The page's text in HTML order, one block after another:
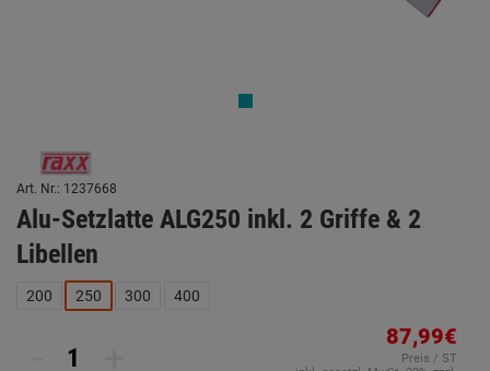
Art. Nr.: 1237668
Alu-Setzlatte ALG250 inkl. 2 Griffe & 2
Libellen
200 250 300 400
87,99€
Preis / ST